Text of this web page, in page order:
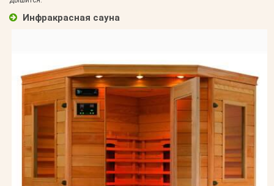
Инфракрасная сауна